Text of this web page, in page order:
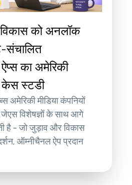
को अनलॉक
संचालित
का अमेरिकी
केस स्टडी
अमेरिकी मीडिया कंपनियों
विशेषज्ञों के साथ आगे
है - जो जुड़ाव और विकास
ऑम्नीचैनल ऐप प्रदान